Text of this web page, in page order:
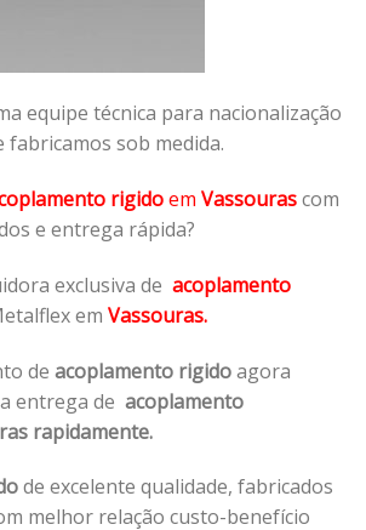
equipe técnica para nacionalização
fabricamos sob medida.
rigidoem Vassourascom
e entrega rápida?
exclusiva de acoplamento
em Vassouras.
de acoplamento rigidoagora
entrega de acoplamento
rapidamente.
de excelente qualidade, fabricados
melhor relação custo-benefício